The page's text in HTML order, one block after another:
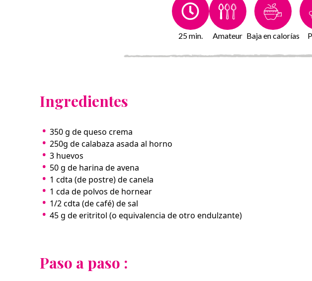
25 min. Amateur Baja en calorías
Ingredientes
350 g de queso crema
250g de calabaza asada al horno
3 huevos
50 g de harina de avena
1 cdta (de postre) de canela
1 cda de polvos de hornear
1/2 cdta (de café) de sal
45 g de eritritol (o equivalencia de otro endulzante)
150 g nueces
2 cdas cacao en polvo
7 dátiles remojados en agua
caliente
1 cda aceite de coco
Paso a paso :